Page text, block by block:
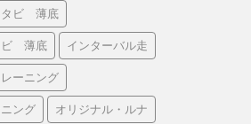
タビ 薄底
ビ 薄底 インターバル走
ーニング
ング オリジナル・ルナ